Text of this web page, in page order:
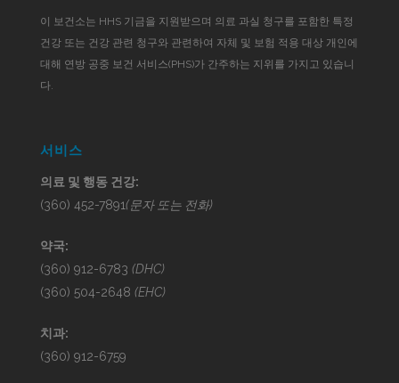
이 보건소는 HHS 기금을 지원받으며 의료 과실 청구를 포함한 특정
건강 또는 건강 관련 청구와 관련하여 자체 및 보험 적용 대상 개인에
대해 연방 공중 보건 서비스(PHS)가 간주하는 지위를 가지고 있습니
다.
서비스
의료 및 행동 건강:
(360) 452-7891(문자 또는 전화)
약국:
(360) 912-6783 (DHC)
(360) 504-2648 (EHC)
치과:
(360) 912-6759